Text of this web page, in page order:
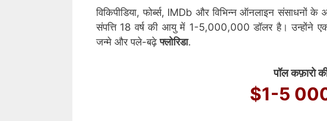
विकिपीडिया, फोर्ब्स, IMDb और विभिन्न ऑनलाइन संसाधनों
संपत्ति 18 वर्ष की आयु में 1-5,000,000 डॉलर है। उन्होंने
जन्मे और पले-बढ़ेफ्लोरिडा.
पॉल कफ़ारो
$1-5